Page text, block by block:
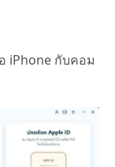
iPhone กับคอม